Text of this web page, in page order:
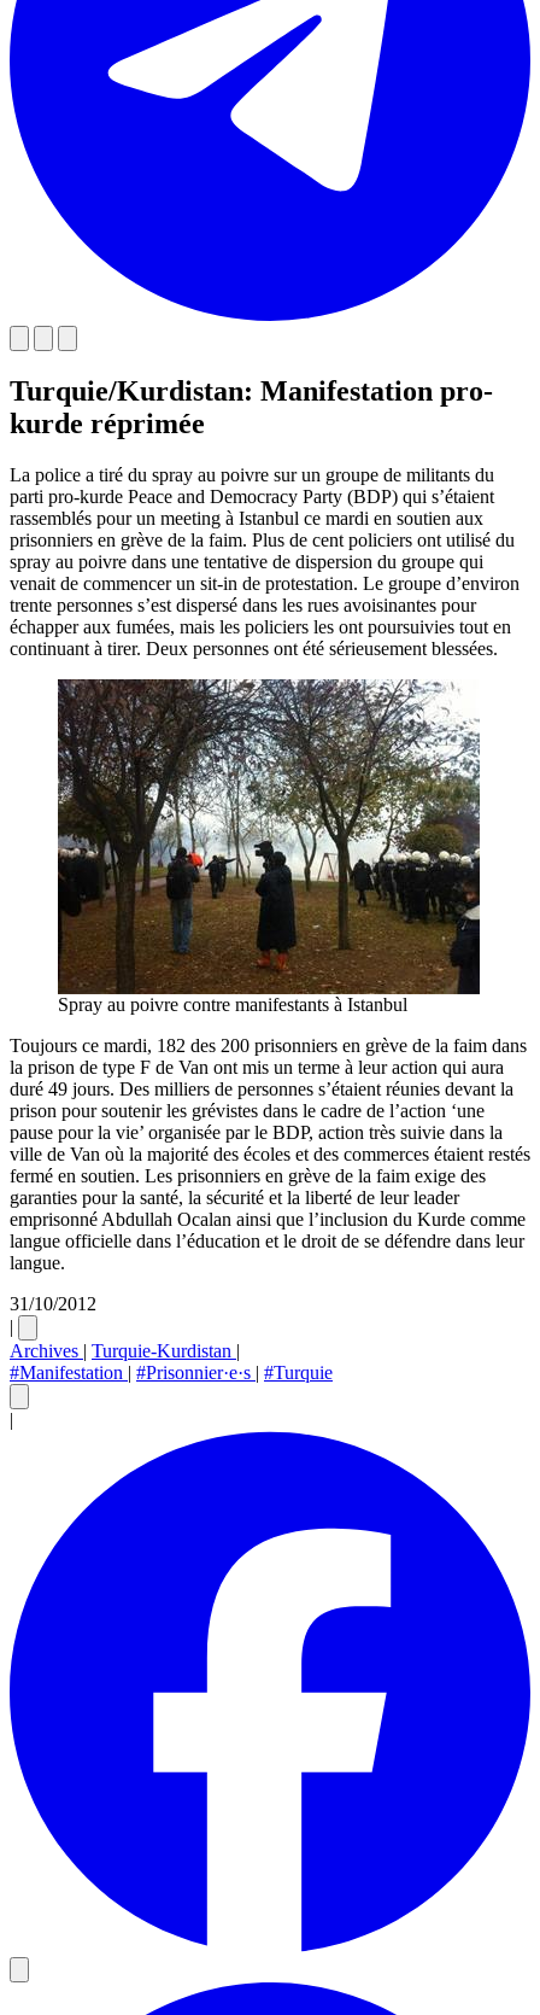
Turquie/Kurdistan: Manifestation pro-
kurde réprimée
La police a tiré du spray au poivre sur un groupe de militants du
parti pro-kurde Peace and Democracy Party (BDP) qui s’étaient
rassemblés pour un meeting à Istanbul ce mardi en soutien aux
prisonniers en grève de la faim. Plus de cent policiers ont utilisé du
spray au poivre dans une tentative de dispersion du groupe qui
venait de commencer un sit-in de protestation. Le groupe d’environ
trente personnes s’est dispersé dans les rues avoisinantes pour
échapper aux fumées, mais les policiers les ont poursuivies tout en
continuant à tirer. Deux personnes ont été sérieusement blessées.
Spray au poivre contre manifestants à Istanbul
Toujours ce mardi, 182 des 200 prisonniers en grève de la faim dans
la prison de type F de Van ont mis un terme à leur action qui aura
duré 49 jours. Des milliers de personnes s’étaient réunies devant la
prison pour soutenir les grévistes dans le cadre de l’action ‘une
pause pour la vie’ organisée par le BDP, action très suivie dans la
ville de Van où la majorité des écoles et des commerces étaient restés
fermé en soutien. Les prisonniers en grève de la faim exige des
garanties pour la santé, la sécurité et la liberté de leur leader
emprisonné Abdullah Ocalan ainsi que l’inclusion du Kurde comme
langue officielle dans l’éducation et le droit de se défendre dans leur
langue.
31/10/2012
|
Archives | Turquie-Kurdistan |
#Manifestation | #Prisonnier·e·s | #Turquie
|